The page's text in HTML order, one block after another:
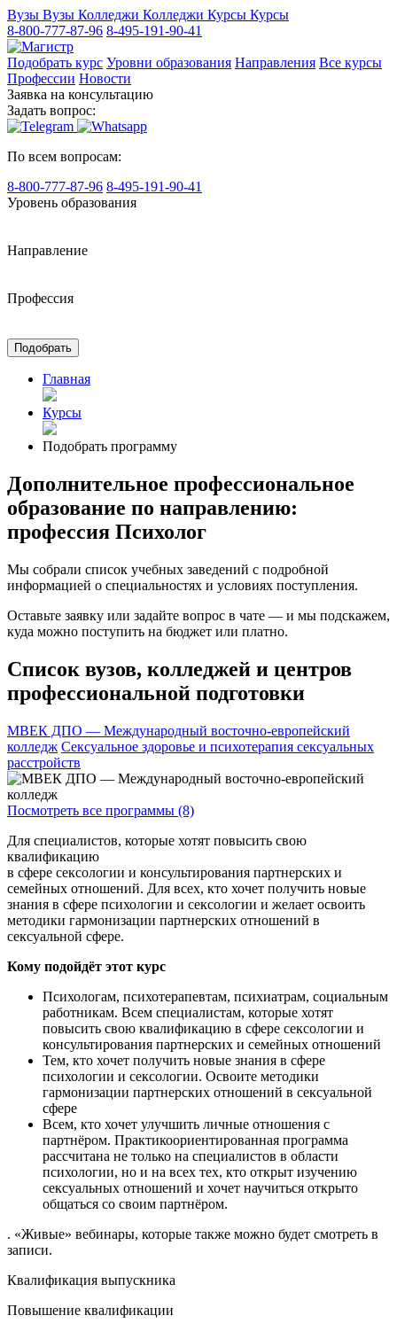
Вузы Вузы Колледжи Колледжи Курсы Курсы
8-800-777-87-96 8-495-191-90-41
Подобрать курс Уровни образования Направления Все курсы
Профессии Новости
Заявка на консультацию
Задать вопрос:
По всем вопросам:
8-800-777-87-96 8-495-191-90-41
Уровень образования
Направление
Профессия
Подобрать
Главная
Курсы
Подобрать программу
Дополнительное профессиональное
образование по направлению:
профессия Психолог
Мы собрали список учебных заведений с подробной
информацией о специальностях и условиях поступления.
Оставьте заявку или задайте вопрос в чате — и мы подскажем,
куда можно поступить на бюджет или платно.
Список вузов, колледжей и центров
профессиональной подготовки
МВЕК ДПО — Международный восточно-европейский
колледж Сексуальное здоровье и психотерапия сексуальных
расстройств
Посмотреть все программы (8)
Для специалистов, которые хотят повысить свою
квалификацию
в сфере сексологии и консультирования партнерских и
семейных отношений. Для всех, кто хочет получить новые
знания в сфере психологии и сексологии и желает освоить
методики гармонизации партнерских отношений в
сексуальной сфере.
Кому подойдёт этот курс
Психологам, психотерапевтам, психиатрам, социальным
работникам. Всем специалистам, которые хотят
повысить свою квалификацию в сфере сексологии и
консультирования партнерских и семейных отношений
Тем, кто хочет получить новые знания в сфере
психологии и сексологии. Освоите методики
гармонизации партнерских отношений в сексуальной
сфере
Всем, кто хочет улучшить личные отношения с
партнёром. Практикоориентированная программа
рассчитана не только на специалистов в области
психологии, но и на всех тех, кто открыт изучению
сексуальных отношений и хочет научиться открыто
общаться со своим партнёром.
. «Живые» вебинары, которые также можно будет смотреть в
записи.
Квалификация выпускника
Повышение квалификации